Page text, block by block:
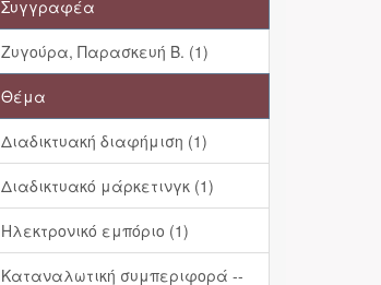
Συγγραφέα
Ζυγούρα, Παρασκευή Β. (1)
Θέμα
Διαδικτυακή διαφήμιση (1)
Διαδικτυακό μάρκετινγκ (1)
Ηλεκτρονικό εμπόριο (1)
Καταναλωτική συμπεριφορά --